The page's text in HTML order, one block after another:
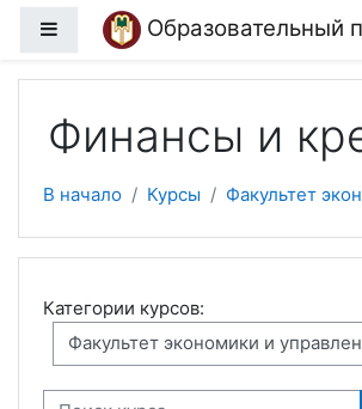
Перейти к основному содержанию
Боковая панель
Финансы и
В начало Курсы Факультет
Категории курсов: